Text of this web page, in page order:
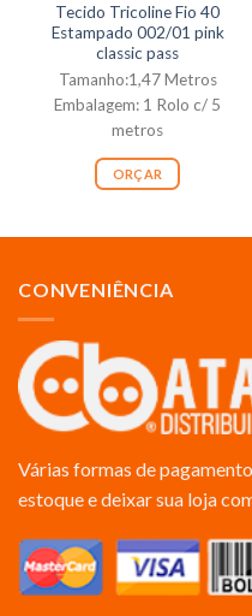
Tecido Tricoline Fio 40
Estampado 002/01 pink
classic pass
Tamanho:1,47 Metros
Embalagem: 1 Rolo c/ 5
metros
ORÇAR
CONVENIÊNCIA
Várias formas de
estoque e deixar sua loja